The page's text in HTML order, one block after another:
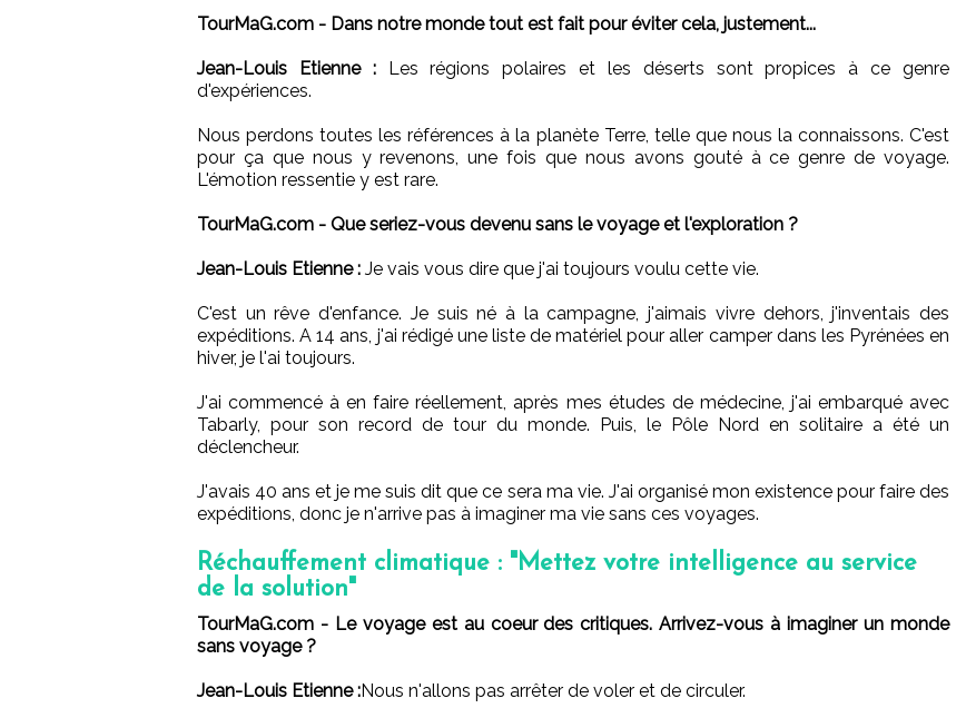
TourMaG.com - Dans notre monde tout est fait pour éviter cela, justement...
Jean-Louis Etienne :
Les régions polaires et les déserts sont propices à ce genre
d'expériences.
Nous perdons toutes les références à la planète Terre, telle que nous la connaissons. C'est
pour ça que nous y revenons, une fois que nous avons gouté à ce genre de voyage.
L'émotion ressentie y est rare.
TourMaG.com - Que seriez-vous devenu sans le voyage et l'exploration ?
Jean-Louis Etienne : Je vais vous dire que j'ai toujours voulu cette vie.
C'est un rêve d'enfance. Je suis né à la campagne, j'aimais vivre dehors, j'inventais des
expéditions. A 14 ans, j'ai rédigé une liste de matériel pour aller camper dans les Pyrénées en
hiver, je l'ai toujours.
J'ai commencé à en faire réellement, après mes études de médecine, j'ai embarqué avec
Tabarly, pour son record de tour du monde. Puis, le Pôle Nord en solitaire a été un
déclencheur.
J'avais 40 ans et je me suis dit que ce sera ma vie. J'ai organisé mon existence pour faire des
expéditions, donc je n'arrive pas à imaginer ma vie sans ces voyages.
Réchauffement climatique : "Mettez votre intelligence au service
de la solution"
TourMaG.com - Le voyage est au coeur des critiques. Arrivez-vous à imaginer un monde
sans voyage ?
Jean-Louis Etienne :Nous n'allons pas arrêter de voler et de circuler.